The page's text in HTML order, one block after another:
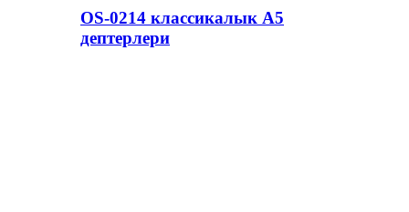
OS-0214 классикалык A5
дептерлери